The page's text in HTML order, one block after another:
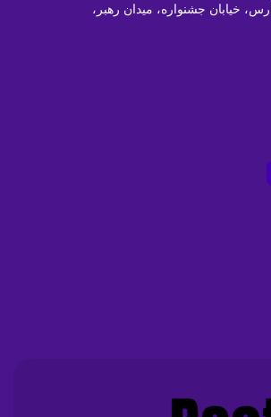
خیابان جشنواره، میدان رهبر،